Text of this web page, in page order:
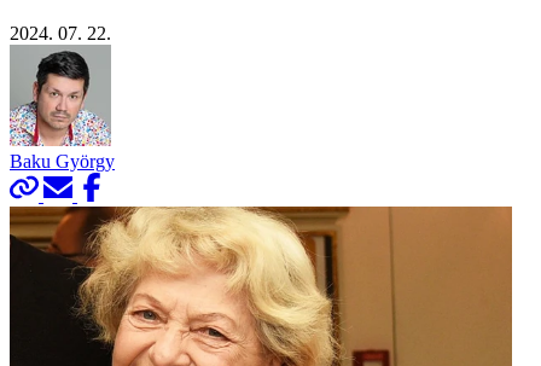
2024. 07. 22.
Baku György